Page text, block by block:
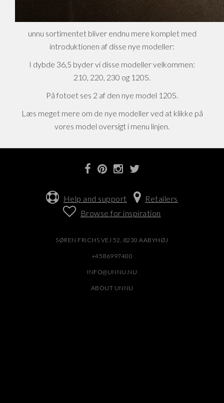
unnu sortimentet bliver endnu mere komplet med
introduktionen af disse nye modeller:
I dybde 36,5 byder vi disse modeller velkommen:
210, 220, 230 og 120S.
På fotoet ses 2 af den nye model 120S.
Læs meget mere om de nye modeller ved at klikke på
vores model oversigt i menu linjen.
Help and support
Retailers
Browse for inspiration
SØREN FRICHS VEJ 52, 8230 AABYHØJ
+4586997400
INFO@UNNU.NU
ABOUT UNNU